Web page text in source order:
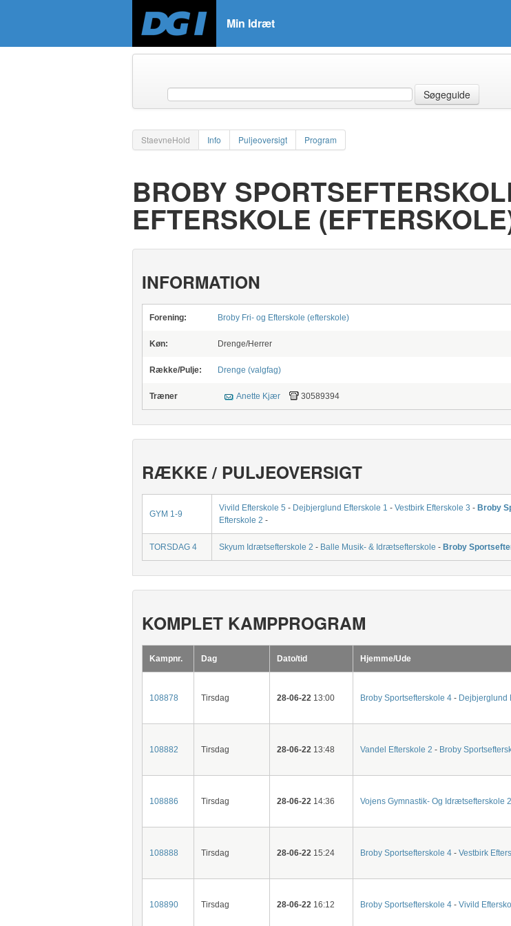
Min Idræt
Søgeguide
StaevneHold Info Puljeoversigt Program
BROBY
EFTERSKOLE
INFORMATION
Forening: Broby Fri- og Efterskole (efterskole)
Køn: Drenge/Herrer
Række/Pulje: Drenge (valgfag)
Træner Anette Kjær 30589394
RÆKKE / PULJEOVERSIGT
GYM 1-9
Vivild Efterskole 5 - Dejbjerglund Efterskole 1 - Vestbirk Efterskole 3 - Broby
Efterskole 2 -
TORSDAG 4 Skyum Idrætsefterskole 2 - Balle Musik- & Idrætsefterskole - Broby
KOMPLET KAMPPROGRAM
Kampnr. Dag Dato/tid Hjemme/Ude
108878 Tirsdag 28-06-2213:00 Broby Sportsefterskole 4- Dejbjerglund
108882 Tirsdag 28-06-2213:48 Vandel Efterskole 2 - Broby
108886 Tirsdag 28-06-2214:36 Vojens Gymnastik- Og Idrætsefterskole 2
108888 Tirsdag 28-06-2215:24 Broby Sportsefterskole 4- Vestbirk
108890 Tirsdag 28-06-2216:12 Broby Sportsefterskole 4- Vivild